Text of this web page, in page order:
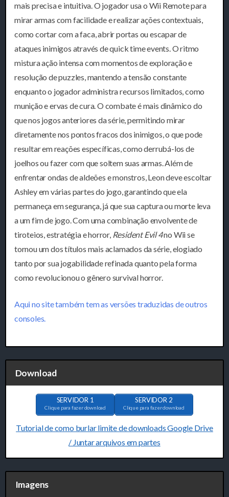
mais precisa e intuitiva. O jogador usa o Wii Remote para
mirar armas com facilidade e realizar ações contextuais,
como cortar com a faca, abrir portas ou escapar de
ataques inimigos através de quick time events. O ritmo
mistura ação intensa com momentos de exploração e
resolução de puzzles, mantendo a tensão constante
enquanto o jogador administra recursos limitados, como
munição e ervas de cura. O combate é mais dinâmico do
que nos jogos anteriores da série, permitindo mirar
diretamente nos pontos fracos dos inimigos, o que pode
resultar em reações específicas, como derrubá-los de
joelhos ou fazer com que soltem suas armas. Além de
enfrentar ondas de aldeões e monstros, Leon deve escoltar
Ashley em várias partes do jogo, garantindo que ela
permaneça em segurança, já que sua captura ou morte leva
a um fim de jogo. Com uma combinação envolvente de
tiroteios, estratégia e horror, Resident Evil 4no Wii se
tornou um dos títulos mais aclamados da série, elogiado
tanto por sua jogabilidade refinada quanto pela forma
como revolucionou o gênero survival horror.
Aqui no site também tem as versões traduzidas de outros
consoles.
Download
SERVIDOR 1
Clique para fazer download
SERVIDOR 2
Clique para fazer download
Tutorial de como burlar limite de downloads Google Drive
/ Juntar arquivos em partes
Imagens